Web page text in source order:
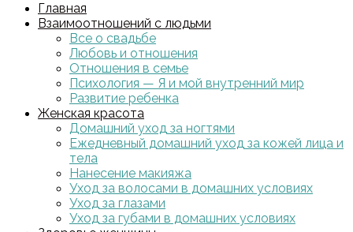
Главная
Взаимоотношений с людьми
Все о свадьбе
Любовь и отношения
Отношения в семье
Психология — Я и мой внутренний мир
Развитие ребенка
Женская красота
Домашний уход за ногтями
Ежедневный домашний уход за кожей лица и
тела
Нанесение макияжа
Уход за волосами в домашних условиях
Уход за глазами
Уход за губами в домашних условиях